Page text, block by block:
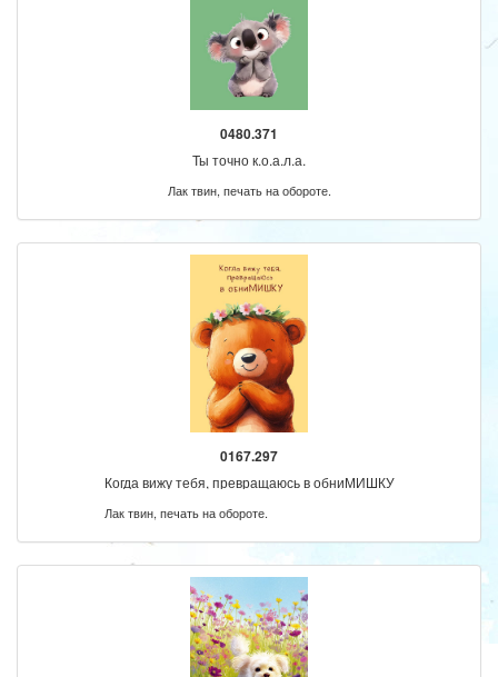
0480.371
Ты точно к.о.а.л.а.
Лак твин, печать на обороте.
0167.297
Когда вижу тебя, превращаюсь в обниМИШКУ
Лак твин, печать на обороте.